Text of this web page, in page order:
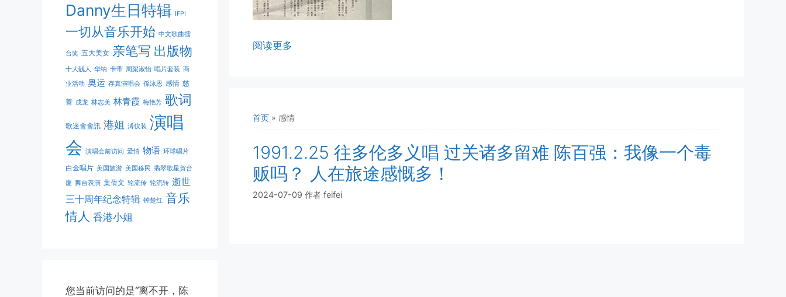
阅读更多
首页 » 感情
1991.2.25 往多伦多义唱 过关诸多留难 陈百强：我像一个毒
贩吗？ 人在旅途感慨多！
2024-07-09 作者 feifei
Danny生日特辑 IFPI
一切从音乐开始 中文歌曲擂
台奖 五大美女 亲笔写 出版物
十大靓人 华纳 卡带 周梁淑怡 唱片套装 商
业活动 奥运 存真演唱会 孫泳恩 感情 慈
善 成龙 林志美 林青霞 梅艳芳 歌词
歌迷會會訊 港姐 溥仪装 演唱
会 演唱会前访问 爱情 物语 环球唱片
白金唱片 美国旅游 美国移民 翡翠歌星賀台
慶 舞台表演 葉蒨文 轮流传 轮流转 逝世
三十周年纪念特辑 钟楚红 音乐
情人 香港小姐
您当前访问的是“离不开，陈